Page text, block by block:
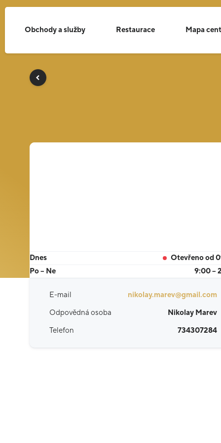
Obchody a služby Restaurace Mapa
Dnes
Otevřeno od
Po – Ne
9:00 –
E-mail
nikolay.marev@gmail.com
Odpovědná osoba
Nikolay Marev
Telefon
734307284